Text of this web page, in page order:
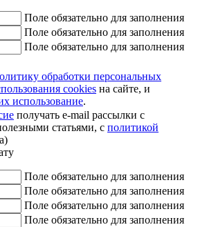
Поле обязательно для заполнения
Поле обязательно для заполнения
Поле обязательно для заполнения
обработки персональных
cookies на сайте, и
использование.
получать e-mail рассылки с
статьями, с политикой
Поле обязательно для заполнения
Поле обязательно для заполнения
Поле обязательно для заполнения
Поле обязательно для заполнения